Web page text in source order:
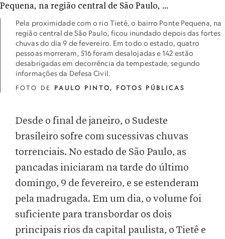
Pela proximidade com o rio Tietê, o bairro Ponte Pequena, na
região central de São Paulo, ficou inundado depois das fortes
chuvas do dia 9 de fevereiro. Em todo o estado, quatro
pessoas morreram, 516 foram desalojadas e 142 estão
desabrigadas em decorrência da tempestade, segundo
informações da Defesa Civil.
FOTO DE PAULO PINTO, FOTOS PÚBLICAS
Desde o final de janeiro, o Sudeste
brasileiro sofre com sucessivas chuvas
torrenciais. No estado de São Paulo, as
pancadas iniciaram na tarde do último
domingo, 9 de fevereiro, e se estenderam
pela madrugada. Em um dia, o volume foi
suficiente para transbordar os dois
principais rios da capital paulista, o Tietê e